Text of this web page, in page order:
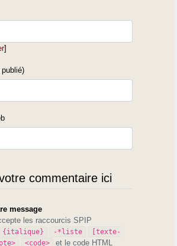
]
publié)
commentaire ici
message
les raccourcis SPIP
{italique} -*liste
[texte-
<code> et le code HTML